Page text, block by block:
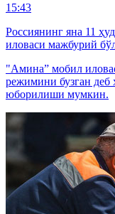
15:43
Россиянинг яна 11
иловаси мажбурий
"Амина” мобил
режимини бузган деб
юборилиши мумкин.